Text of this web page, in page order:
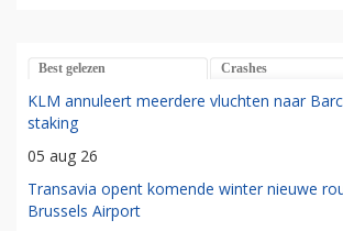
Best gelezen Crashes
KLM annuleert meerdere vluchten naar
staking
05 aug 26
Transavia opent komende winter nieuwe
Brussels Airport